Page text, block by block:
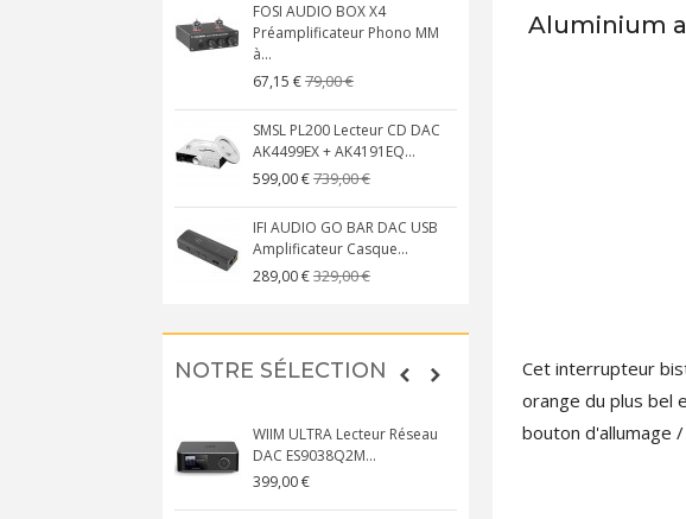
FOSI AUDIO BOX X4
Préamplificateur Phono MM
à...
67,15 €79,00 €
SMSL PL200 Lecteur CD DAC
AK4499EX + AK4191EQ...
599,00 €739,00 €
IFI AUDIO GO BAR DAC USB
Amplificateur Casque...
289,00 €329,00 €
[GRADE B] DAYTON
MKSX4 Enceinte
NOTRE SÉLECTION
WIIM ULTRA Lecteur Réseau
DAC ES9038Q2M...
399,00 €
AUDIOPHONICS
Aluminium
Cet interrupteur
orange du plus bel
bouton d'allumage